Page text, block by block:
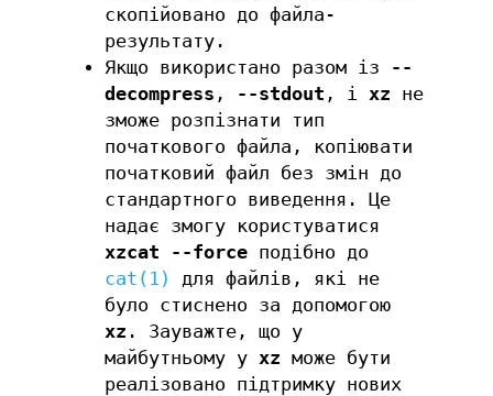
скопійовано до файла-
результату.
Якщо використано разом із
--
decompress , --stdout , і xz не
зможе розпізнати тип
початкового файла, копіювати
початковий файл без змін до
стандартного виведення. Це
надає змогу користуватися
xzcat
--forceподібно до
cat(1)
для файлів, які не
було стиснено за допомогою
xz . Зауважте, що у
майбутньому у xz може бути
реалізовано підтримку нових